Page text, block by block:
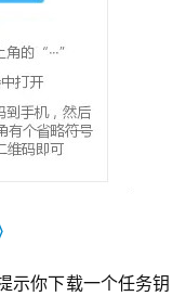
示你下载一个任务钥